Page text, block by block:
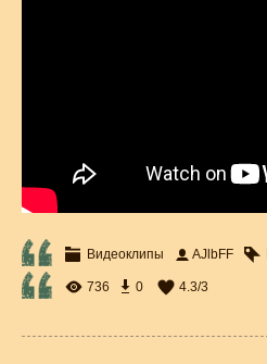
Видеоклипы AJlbFF
736 0 4.3/3